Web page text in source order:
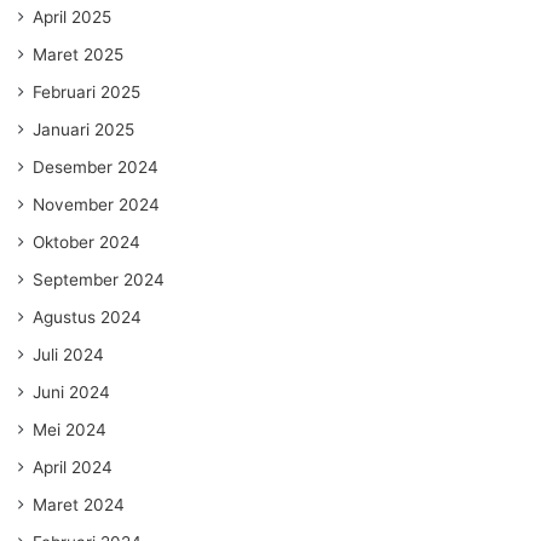
April 2025
Maret 2025
Februari 2025
Januari 2025
Desember 2024
November 2024
Oktober 2024
September 2024
Agustus 2024
Juli 2024
Juni 2024
Mei 2024
April 2024
Maret 2024